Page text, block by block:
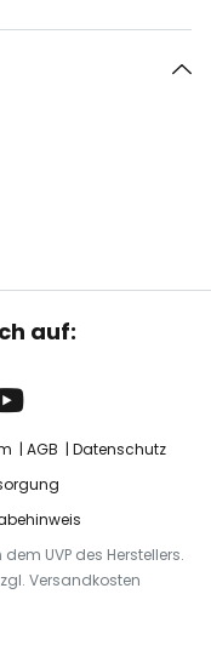
auf:
AGB
Datenschutz
UVP des Herstellers.
Versandkosten